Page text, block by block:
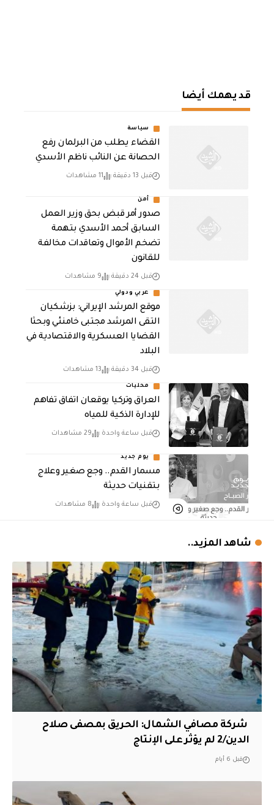
قد يهمك أيضا
سياسة
القضاء يطلب من البرلمان رفع
الحصانة عن النائب ناظم الأسدي
قبل 13 دقيقة 11 مشاهدات
أمن
صدور أمر قبض بحق وزير العمل
السابق أحمد الأسدي بتهمة
تضخم الأموال وتعاقدات مخالفة
للقانون
قبل 24 دقيقة 9 مشاهدات
عربي ودولي
موقع المرشد الإيراني: بزشكيان
التقى المرشد مجتبى خامنئي وبحثا
القضايا العسكرية والاقتصادية في
البلاد
قبل 34 دقيقة 13 مشاهدات
محليات
العراق وتركيا يوقعان اتفاق تفاهم
للإدارة الذكية للمياه
قبل ساعة واحدة 29 مشاهدات
يوم جديد
مسمار القدم.. وجع صغير وعلاج
بتقنيات حديثة
قبل ساعة واحدة 8 مشاهدات
شاهد المزيد..
‏ شركة مصافي الشمال: الحريق بمصفى صلاح
الدين/2 لم يؤثر على الإنتاج
قبل 6 أيام